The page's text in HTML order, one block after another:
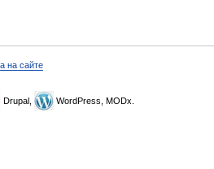
на сайте
Drupal, WordPress, MODx.